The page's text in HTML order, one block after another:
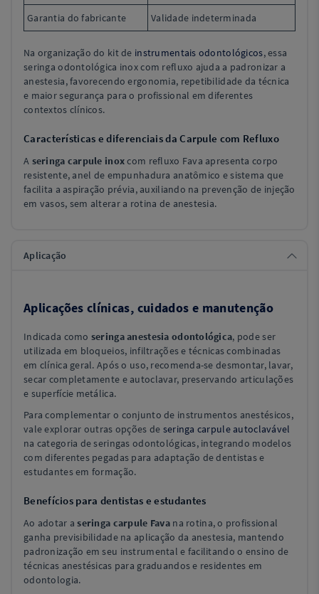
Garantia do fabricante Validade indeterminada
Na organização do kit de instrumentais odontológicos, essa
seringa odontológica inox com refluxo ajuda a padronizar a
anestesia, favorecendo ergonomia, repetibilidade da técnica
e maior segurança para o profissional em diferentes
contextos clínicos.
Características e diferenciais da Carpule com Refluxo
A seringa carpule inoxcom refluxo Fava apresenta corpo
resistente, anel de empunhadura anatômico e sistema que
facilita a aspiração prévia, auxiliando na prevenção de injeção
em vasos, sem alterar a rotina de anestesia.
Aplicação
Aplicações clínicas, cuidados e manutenção
Indicada como seringa anestesia odontológica, pode ser
utilizada em bloqueios, infiltrações e técnicas combinadas
em clínica geral. Após o uso, recomenda-se desmontar, lavar,
secar completamente e autoclavar, preservando articulações
e superfície metálica.
Para complementar o conjunto de instrumentos anestésicos,
vale explorar outras opções de seringa carpule autoclavável
na categoria de seringas odontológicas, integrando modelos
com diferentes pegadas para adaptação de dentistas e
estudantes em formação.
Benefícios para dentistas e estudantes
Ao adotar aseringa carpule Favana rotina, o profissional
ganha previsibilidade na aplicação da anestesia, mantendo
padronização em seu instrumental e facilitando o ensino de
técnicas anestésicas para graduandos e residentes em
odontologia.